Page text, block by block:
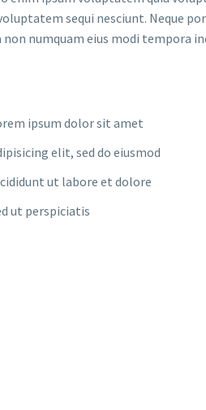
sequi nesciunt. Neque
numquam eius modi tempora
ipsum dolor sit amet
elit, sed do eiusmod
ut labore et dolore
ut perspiciatis